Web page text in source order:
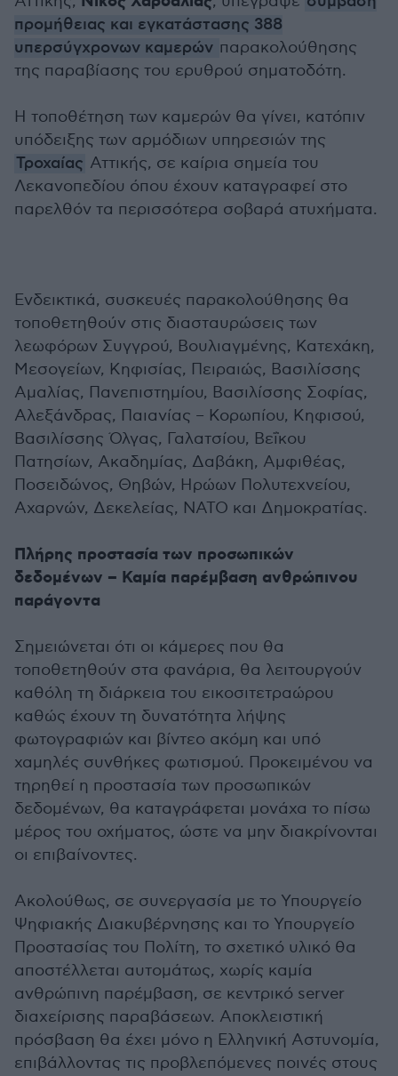
προμήθειας και εγκατάστασης 388
υπερσύγχρονων καμερών παρακολούθησης
της παραβίασης του ερυθρού σηματοδότη.
Η τοποθέτηση των καμερών θα γίνει, κατόπιν
υπόδειξης των αρμόδιων υπηρεσιών της
Τροχαίας Αττικής, σε καίρια σημεία του
Λεκανοπεδίου όπου έχουν καταγραφεί στο
παρελθόν τα περισσότερα σοβαρά ατυχήματα.
Ενδεικτικά, συσκευές παρακολούθησης θα
τοποθετηθούν στις διασταυρώσεις των
λεωφόρων Συγγρού, Βουλιαγμένης, Κατεχάκη,
Μεσογείων, Κηφισίας, Πειραιώς, Βασιλίσσης
Αμαλίας, Πανεπιστημίου, Βασιλίσσης Σοφίας,
Αλεξάνδρας, Παιανίας – Κορωπίου, Κηφισού,
Βασιλίσσης Όλγας, Γαλατσίου, Βεΐκου
Πατησίων, Ακαδημίας, Δαβάκη, Αμφιθέας,
Ποσειδώνος, Θηβών, Ηρώων Πολυτεχνείου,
Αχαρνών, Δεκελείας, ΝΑΤΟ και Δημοκρατίας.
Πλήρης προστασία των προσωπικών
δεδομένων – Καμία παρέμβαση ανθρώπινου
παράγοντα
Σημειώνεται ότι οι κάμερες που θα
τοποθετηθούν στα φανάρια, θα λειτουργούν
καθόλη τη διάρκεια του εικοσιτετραώρου
καθώς έχουν τη δυνατότητα λήψης
φωτογραφιών και βίντεο ακόμη και υπό
χαμηλές συνθήκες φωτισμού. Προκειμένου να
τηρηθεί η προστασία των προσωπικών
δεδομένων, θα καταγράφεται μονάχα το πίσω
μέρος του οχήματος, ώστε να μην διακρίνονται
οι επιβαίνοντες.
Ακολούθως, σε συνεργασία με το Υπουργείο
Ψηφιακής Διακυβέρνησης και το Υπουργείο
Προστασίας του Πολίτη, το σχετικό υλικό θα
αποστέλλεται αυτομάτως, χωρίς καμία
ανθρώπινη παρέμβαση, σε κεντρικό server
διαχείρισης παραβάσεων. Αποκλειστική
πρόσβαση θα έχει μόνο η Ελληνική Αστυνομία,
επιβάλλοντας τις προβλεπόμενες ποινές στους